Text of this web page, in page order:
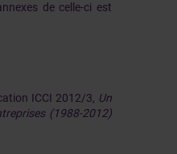
de celle-ci est
ICCI 2012/3, Un
(1988-2012)